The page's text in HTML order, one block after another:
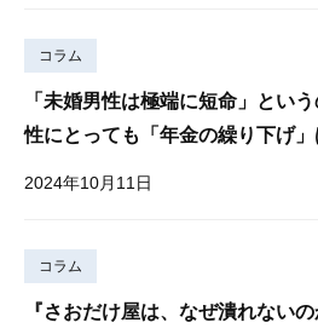
コラム
「未婚男性は極端に短命」とい
性にとっても「年金の繰り下げ」
2024年10月11日
コラム
『さおだけ屋は、なぜ潰れない